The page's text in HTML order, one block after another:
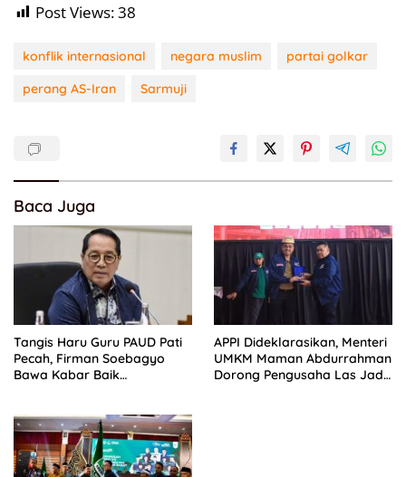
Post Views:38
konflik internasional negara muslim
partai golkar
perang AS-Iran
Sarmuji
Baca Juga
Tangis Haru Guru PAUD Pati
Pecah, Firman Soebagyo
Bawa Kabar Baik
APPI Dideklarasikan, Menteri
UMKM Maman Abdurrahman
Dorong Pengusaha Las Jadi